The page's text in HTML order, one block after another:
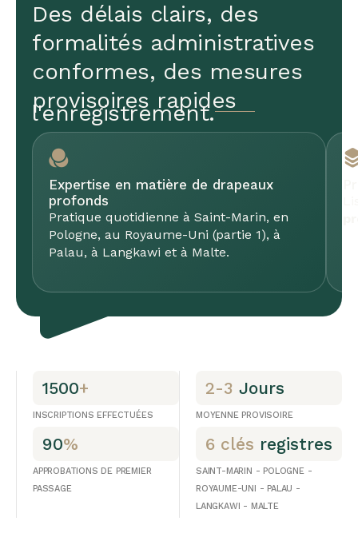
Des délais clairs, des
formalités administratives
conformes, des mesures
provisoires rapides
l'enregistrement.
Expertise en matière de drapeaux
profonds
Pratique quotidienne à Saint-Marin, en
Pologne, au Royaume-Uni (partie 1), à
Palau, à Langkawi et à Malte.
1500+
INSCRIPTIONS EFFECTUÉES
2-3 Jours
MOYENNE PROVISOIRE
90%
APPROBATIONS DE PREMIER
PASSAGE
6 clés registres
SAINT-MARIN - POLOGNE -
ROYAUME-UNI - PALAU -
LANGKAWI - MALTE